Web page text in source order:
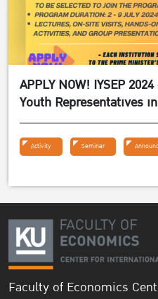
APPLY NOW! IYSEP
Youth Representatives
Sufficiency Economy
Activity Seminar
Faculty of Economics